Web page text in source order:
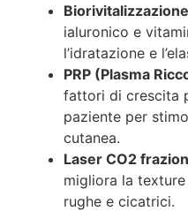
Biorivitalizzazione
ialuronico e
l’idratazione e
PRP (Plasma
fattori di crescita
paziente per
cutanea.
Laser CO2
migliora la
rughe e cicatrici.